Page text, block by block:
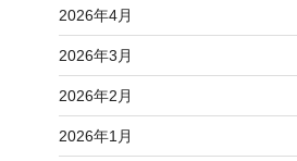
2026年4月
2026年3月
2026年2月
2026年1月